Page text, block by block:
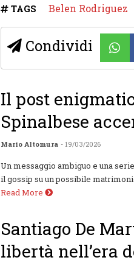
TAGS Belen Rodriguez
Condividi
Il post
Spinalbese
Mario Altomura - 19/03/2026
Un messaggio ambiguo e una
il gossip su un possibile
Read More
Santiago De
libertà nell’era